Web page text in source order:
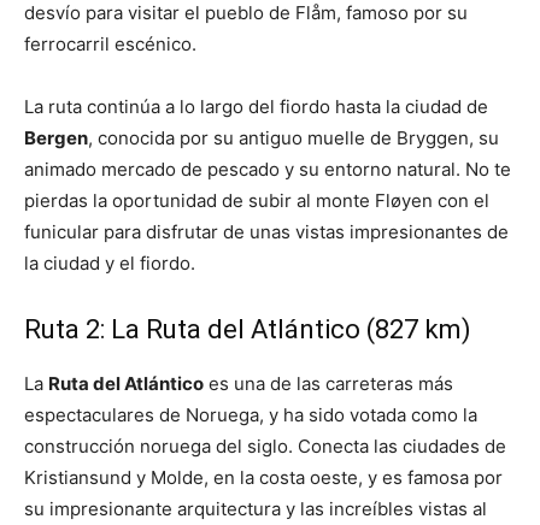
desvío para visitar el pueblo de Flåm, famoso por su
ferrocarril escénico.
La ruta continúa a lo largo del fiordo hasta la ciudad de
Bergen, conocida por su antiguo muelle de Bryggen, su
animado mercado de pescado y su entorno natural. No te
pierdas la oportunidad de subir al monte Fløyen con el
funicular para disfrutar de unas vistas impresionantes de
la ciudad y el fiordo.
Ruta 2: La Ruta del Atlántico (827 km)
La Ruta del Atlántico es una de las carreteras más
espectaculares de Noruega, y ha sido votada como la
construcción noruega del siglo. Conecta las ciudades de
Kristiansund y Molde, en la costa oeste, y es famosa por
su impresionante arquitectura y las increíbles vistas al